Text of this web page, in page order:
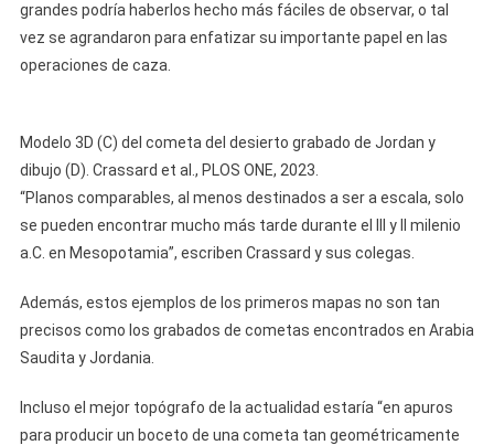
grandes podría haberlos hecho más fáciles de observar, o tal
vez se agrandaron para enfatizar su importante papel en las
operaciones de caza.
Modelo 3D (C) del cometa del desierto grabado de Jordan y
dibujo (D). Crassard et al., PLOS ONE, 2023.
“Planos comparables, al menos destinados a ser a escala, solo
se pueden encontrar mucho más tarde durante el III y II milenio
a.C. en Mesopotamia”, escriben Crassard y sus colegas.
Además, estos ejemplos de los primeros mapas no son tan
precisos como los grabados de cometas encontrados en Arabia
Saudita y Jordania.
Incluso el mejor topógrafo de la actualidad estaría “en apuros
para producir un boceto de una cometa tan geométricamente